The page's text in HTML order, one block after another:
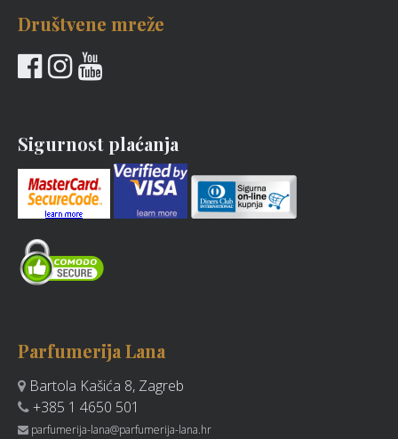
Društvene mreže
Sigurnost plaćanja
Parfumerija Lana
Bartola Kašića 8, Zagreb
+385 1 4650 501
parfumerija-lana@parfumerija-lana.hr